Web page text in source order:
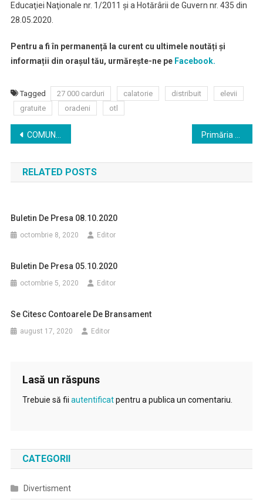
Educaţiei Naţionale nr. 1/2011 şi a Hotărârii de Guvern nr. 435 din
28.05.2020.
Pentru a fi în permanență la curent cu ultimele noutăți și
informații din orașul tău, urmărește-ne peFacebook.
Tagged 27 000 carduri calatorie distribuit
elevii
gratuite
oradeni otl
Navigare
în
articole
COMUNICAT DE PRESĂ privind oportunități de finanțare pentru primăriile din județul Bihor
RELATED POSTS
Buletin De Presa 08.10.2020
octombrie 8, 2020 Editor
Buletin De Presa 05.10.2020
octombrie 5, 2020 Editor
Se Citesc Contoarele De Bransament
august 17, 2020 Editor
Lasă un răspuns
Trebuie să fii autentificatpentru a publica un comentariu.
CATEGORII
Divertisment